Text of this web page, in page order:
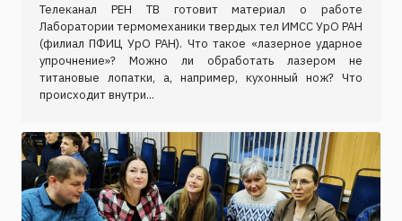
Телеканал РЕН ТВ готовит материал о работе
Лаборатории термомеханики твердых тел ИМСС УрО РАН
(филиал ПФИЦ УрО РАН). Что такое «лазерное ударное
упрочнение»? Можно ли обработать лазером не
титановые лопатки, а, например, кухонный нож? Что
происходит внутри...